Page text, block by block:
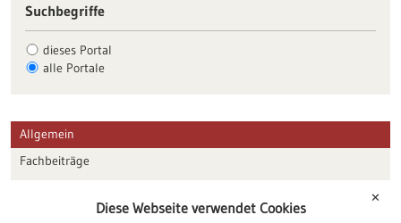
Suchbegriffe
dieses Portal
alle Portale
Allgemein
Fachbeiträge
Veranstaltungen
✕
Diese Webseite verwendet Cookies